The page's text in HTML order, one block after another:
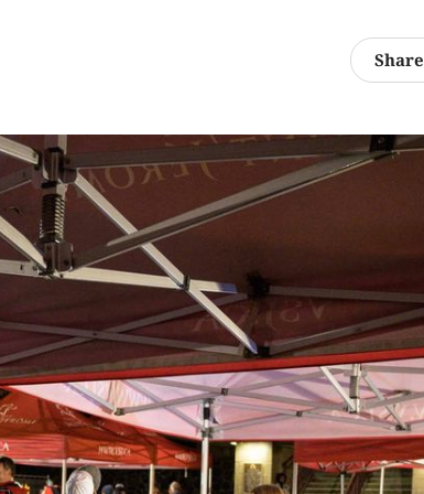
Share